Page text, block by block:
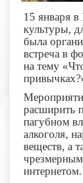
15 января
культуры,
была
встреча в
на тему
расширить
пагубном
алкоголя,
веществ, а
интернетом.